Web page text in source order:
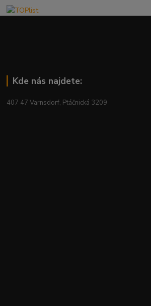
Kde nás najdete:
407 47 Varnsdorf, Ptáčnická 3209